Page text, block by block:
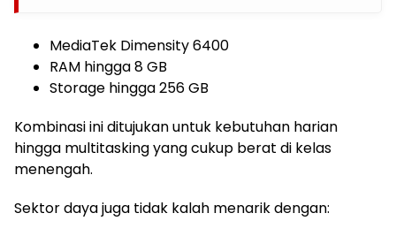
MediaTek Dimensity 6400
RAM hingga 8 GB
Storage hingga 256 GB
Kombinasi ini ditujukan untuk kebutuhan harian
hingga multitasking yang cukup berat di kelas
menengah.
Sektor daya juga tidak kalah menarik dengan: